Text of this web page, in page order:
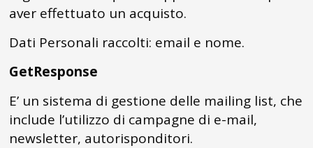
aver effettuato un acquisto.
Dati Personali raccolti: email e nome.
GetResponse
E’ un sistema di gestione delle mailing list, che
include l’utilizzo di campagne di e-mail,
newsletter, autorisponditori.